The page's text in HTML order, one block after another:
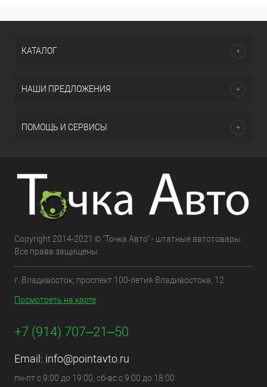
КАТАЛОГ
НАШИ ПРЕДЛОЖЕНИЯ
ПОМОЩЬ И СЕРВИСЫ
Copyright 2014-2021 © "Точка Авто" - штатные автотовары.
Все права защищены.
г. Владивосток, проспект 100-летия Владивостока, 12
Посмотреть на карте
+7 (914) 707‒21‒50
Email: info@pointavto.ru
пн-пт с 9:00 до 19:00, сб-вс с 9:00 до 18:00